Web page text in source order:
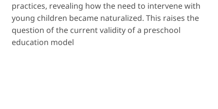
practices, revealing how the need to intervene with
young children became naturalized. This raises the
question of the current validity of a preschool
education model